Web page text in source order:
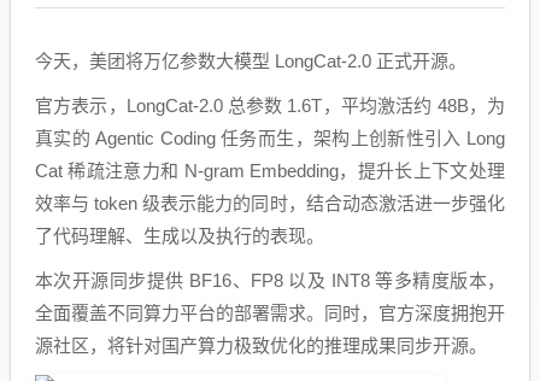
今天，美团将万亿参数大模型 LongCat-2.0 正式开源。
官方表示，LongCat-2.0 总参数 1.6T，平均激活约 48B，为
真实的 Agentic Coding 任务而生，架构上创新性引入 Long
Cat 稀疏注意力和 N-gram Embedding，提升长上下文处理
效率与 token 级表示能力的同时，结合动态激活进一步强化
了代码理解、生成以及执行的表现。
本次开源同步提供 BF16、FP8 以及 INT8 等多精度版本，
全面覆盖不同算力平台的部署需求。同时，官方深度拥抱开
源社区，将针对国产算力极致优化的推理成果同步开源。